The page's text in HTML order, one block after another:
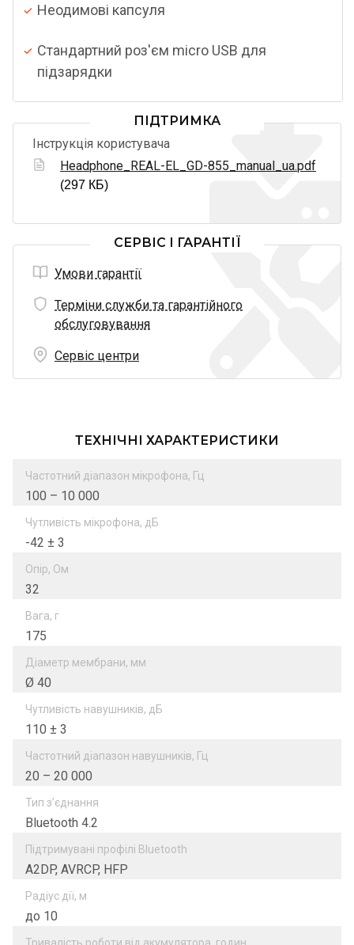
Неодимові капсуля
Стандартний роз'єм micro USB для
підзарядки
ПІДТРИМКА
Інструкція користувача
Headphone_REAL-EL_GD-855_manual_ua.pdf
(297 КБ)
СЕРВІС І ГАРАНТІЇ
Умови гарантії
Терміни служби та гарантійного
обслуговування
Сервіс центри
ТЕХНІЧНІ ХАРАКТЕРИСТИКИ
Частотний діапазон мікрофона, Гц
100 – 10 000
Чутливість мікрофона, дБ
-42 ± 3
Опір, Ом
32
Вага, г
175
Діаметр мембрани, мм
Ø 40
Чутливість навушників, дБ
110 ± 3
Частотний діапазон навушників, Гц
20 – 20 000
Тип з’єднання
Bluetooth 4.2
Підтримувані профілі Bluetooth
A2DP, AVRCP, HFP
Радіус дії, м
до 10
Тривалість роботи від акумулятора, годин